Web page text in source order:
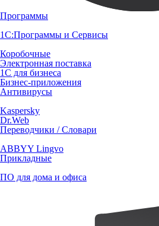
Программы
1С:Программы и Сервисы
Коробочные
Электронная поставка
1С для бизнеса
Бизнес-приложения
Антивирусы
Kaspersky
Dr.Web
Переводчики / Словари
ABBYY Lingvo
Прикладные
ПО для дома и офиса